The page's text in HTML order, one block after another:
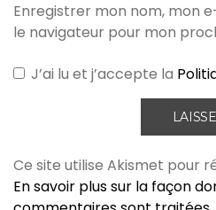
Enregistrer mon nom, mon
le navigateur pour mon
J’ai lu et j’accepte la
Ce site utilise Akismet pour
En savoir plus sur la façon